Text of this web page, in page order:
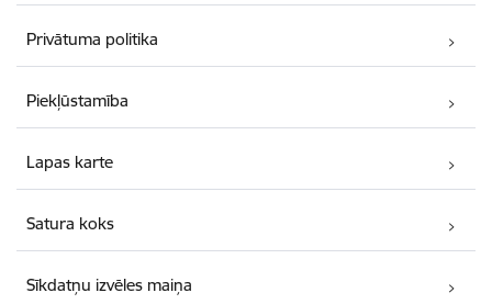
Privātuma politika
Piekļūstamība
Lapas karte
Satura koks
Sīkdatņu izvēles maiņa